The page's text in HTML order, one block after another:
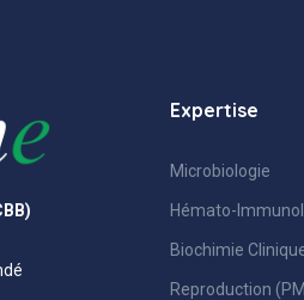
Expertise
Microbiologie
Hémato-
Biochimie
Reproduction